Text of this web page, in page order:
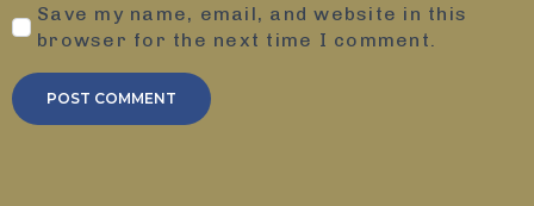
Save my name, email, and website in this
browser for the next time I comment.